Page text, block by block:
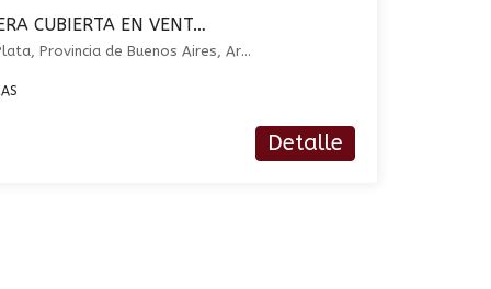
CODIGO 4232 – COCHERA CUBIERTA EN VENTA EN MACROCENTRO DE MAR DEL PLATA
Corrientes 2414, Mar del Plata, Provincia de Buenos Aires, Argentina, Macrocentro, Mar del Plata
Detalle